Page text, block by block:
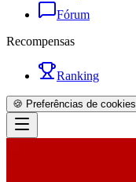
Fórum
Recompensas
Ranking
🍪 Preferências de cookies